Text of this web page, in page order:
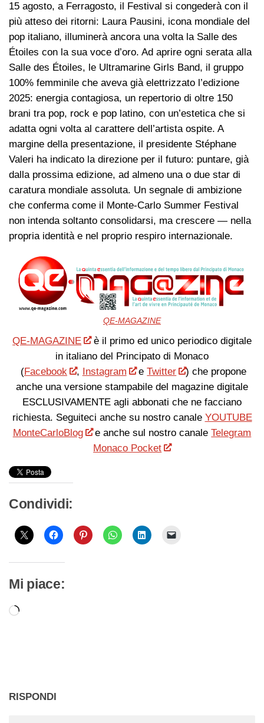
15 agosto, a Ferragosto, il Festival si congederà con il
più atteso dei ritorni: Laura Pausini, icona mondiale del
pop italiano, illuminerà ancora una volta la Salle des
Étoiles con la sua voce d’oro. Ad aprire ogni serata alla
Salle des Étoiles, le Ultramarine Girls Band, il gruppo
100% femminile che aveva già elettrizzato l’edizione
2025: energia contagiosa, un repertorio di oltre 150
brani tra pop, rock e pop latino, con un’estetica che si
adatta ogni volta al carattere dell’artista ospite. A
margine della presentazione, il presidente Stéphane
Valeri ha indicato la direzione per il futuro: puntare, già
dalla prossima edizione, ad almeno una o due star di
caratura mondiale assoluta. Un segnale di ambizione
che conferma come il Monte-Carlo Summer Festival
non intenda soltanto consolidarsi, ma crescere — nella
propria identità e nel proprio respiro internazionale.
QE-MAGAZINE
QE-MAGAZINE
è il primo ed unico periodico digitale
in italiano del Principato di Monaco
(Facebook , Instagram eTwitter
) che propone
anche una versione stampabile del magazine digitale
ESCLUSIVAMENTE agli abbonati che ne facciano
richiesta. Seguiteci anche su nostro canale YOUTUBE
MonteCarloBlog
e anche sul nostro canaleTelegram
Monaco Pocket
Condividi:
Mi piace:
Caricamento
RISPONDI